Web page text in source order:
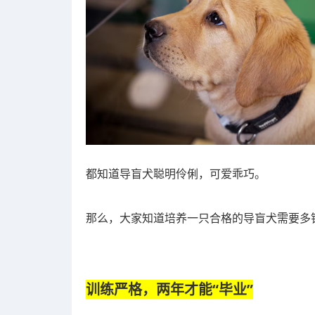
都知道导盲犬聪明伶俐，可爱乖巧。
那么，大家知道培养一只合格的导盲犬需要多
训练严格，两年才能“毕业”